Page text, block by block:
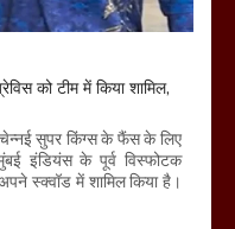
को टीम में किया शामिल,
सुपर किंग्स के फैंस के लिए
इंडियंस के पूर्व विस्फोटक
स्क्वॉड में शामिल किया है।